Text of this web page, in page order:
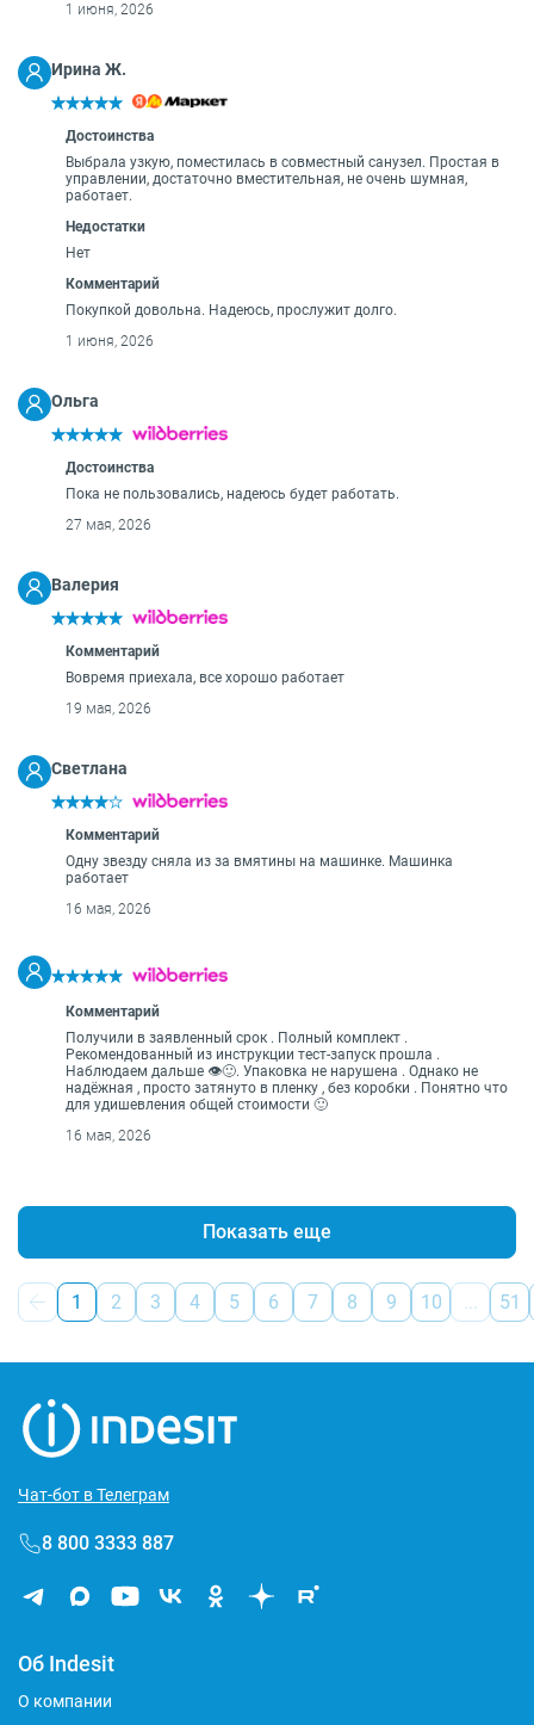
1 июня, 2026
Ирина Ж.
Достоинства
Выбрала узкую, поместилась в совместный санузел. Простая в
управлении, достаточно вместительная, не очень шумная,
работает.
Недостатки
Нет
Комментарий
Покупкой довольна. Надеюсь, прослужит долго.
1 июня, 2026
Ольга
Достоинства
Пока не пользовались, надеюсь будет работать.
27 мая, 2026
Валерия
Комментарий
Вовремя приехала, все хорошо работает
19 мая, 2026
Светлана
Комментарий
Одну звезду сняла из за вмятины на машинке. Машинка
работает
16 мая, 2026
Комментарий
Получили в заявленный срок . Полный комплект .
Рекомендованный из инструкции тест-запуск прошла .
Наблюдаем дальше 👁️🙂. Упаковка не нарушена . Однако не
надёжная , просто затянуто в пленку , без коробки . Понятно что
для удишевления общей стоимости 🙂
16 мая, 2026
Показать еще
1 2 3 4 5 6 7 8 9 10 51
Чат-бот в Телеграм
8 800 3333 887
Об Indesit
О компании